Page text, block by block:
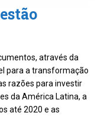
através da
para a transformação
razões para investir
da América Latina, a
até 2020 e as